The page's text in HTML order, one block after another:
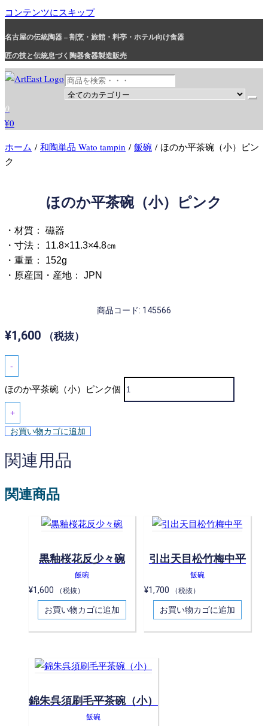
コンテンツにスキップ
名古屋の伝統陶器 – 割烹・旅館・料亭・ホテル向け食器
匠の技と伝統息づく陶器食器製造販売
和食器・洋食器通販｜割烹・旅館・料亭・ホテル等業務用卸販売
業務用から個人用まで、おしゃれでかわいい和食器・洋食器はま
とめ買いがお得です。
0
¥0
ホーム / 和陶単品 Wato tampin / 飯碗 / ほのか平茶碗（小）ピン
ク
ほのか平茶碗（小）ピンク
・材質： 磁器
・寸法： 11.8×11.3×4.8㎝
・重量： 152g
・原産国・産地： JPN
商品コード: 145566
¥1,600 （税抜）
-
ほのか平茶碗（小）ピンク個
+
お買い物カゴに追加
関連用品
関連商品
黒釉桜花反少々碗
飯碗
¥1,600 （税抜）
お買い物カゴに追加
引出天目松竹梅中平
飯碗
¥1,700 （税抜）
お買い物カゴに追加
錦朱呉須刷毛平茶碗（小）
飯碗